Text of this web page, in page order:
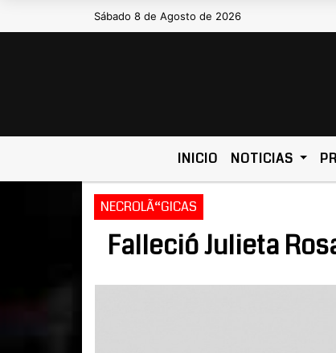
Sábado 8 de Agosto de 2026Hoy es Sábado 8 de Agosto
INICIO NOTICIAS
NECROLÃ“GICAS
Falleció Julieta